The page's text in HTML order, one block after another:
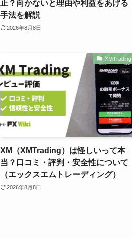
止？向かないと理由や利益をあげる
手法を解説
2026年8月8日
XMTrading
XM（XMTrading）は怪しいって本
当？口コミ・評判・安全性について
（エックスエムトレーディング）
2026年8月8日